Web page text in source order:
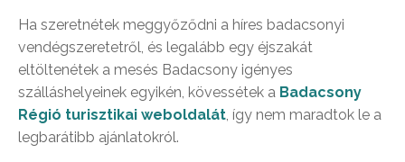
Ha szeretnétek meggyőződni a híres badacsonyi
vendégszeretetről, és legalább egy éjszakát
eltöltenétek a mesés Badacsony igényes
szálláshelyeinek egyikén, kövessétek a Badacsony
Régió turisztikai weboldalát , így nem maradtok le a
legbarátibb ajánlatokról.